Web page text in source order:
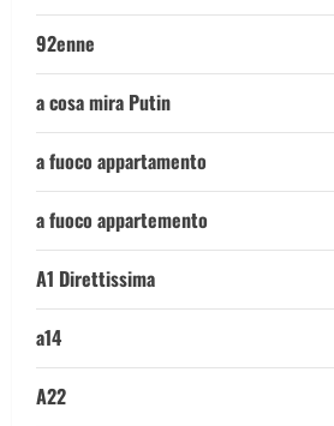
92enne
a cosa mira Putin
a fuoco appartamento
a fuoco appartemento
A1 Direttissima
a14
A22